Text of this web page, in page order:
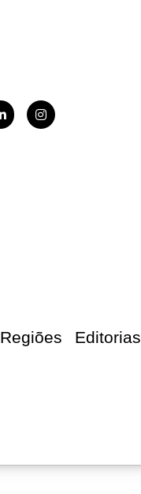
Regiões Editorias